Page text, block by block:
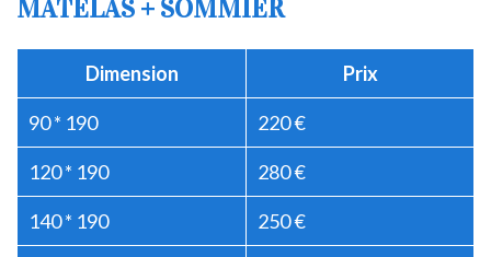
MATELAS + SOMMIER
Dimension Prix
90 * 190 220 €
120 * 190 280 €
140 * 190 250 €